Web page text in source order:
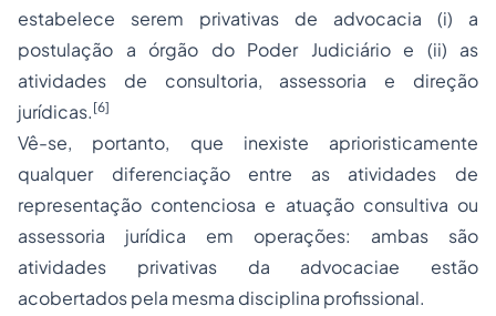
estabelece serem privativas de advocacia (i) a
postulação a órgão do Poder Judiciário e (ii) as
atividades de consultoria, assessoria e direção
jurídicas. [6]
Vê-se, portanto, que inexiste aprioristicamente
qualquer diferenciação entre as atividades de
representação contenciosa e atuação consultiva ou
assessoria jurídica em operações: ambas são
atividades privativas da advocaciae estão
acobertados pela mesma disciplina profissional.